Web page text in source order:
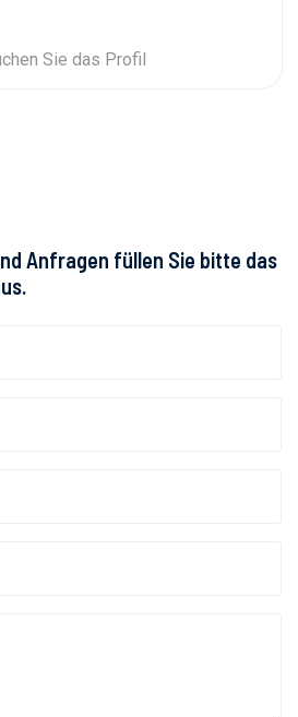
Sie das Profil
Anfragen füllen Sie bitte das